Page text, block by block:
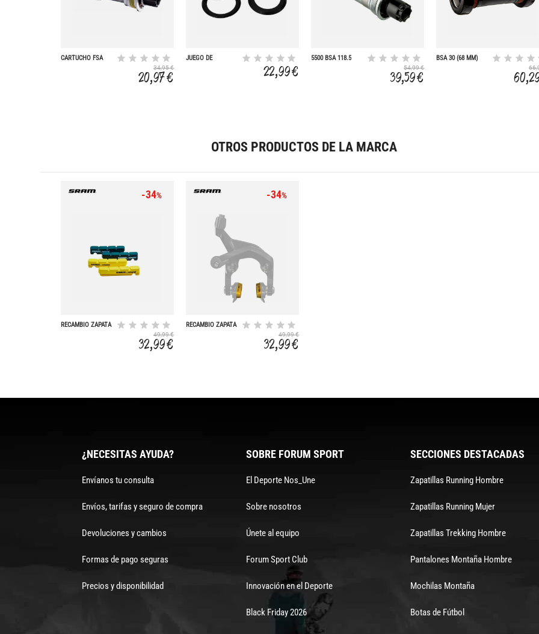
CARTUCHO FSA
34,95 €
20,97 €
JUEGO DE
22,99 €
5500 BSA 118.5
54,99 €
39,59 €
BSA 30 (68 MM)
OTROS PRODUCTOS DE LA MARCA
-34%
RECAMBIO ZAPATA
49,99 €
32,99 €
-34%
RECAMBIO ZAPATA
49,99 €
32,99 €
¿NECESITAS AYUDA?
Envíanos tu consulta
Envíos, tarifas y seguro de compra
Devoluciones y cambios
Formas de pago seguras
Precios y disponibilidad
SOBRE FORUM SPORT
El Deporte Nos_Une
Sobre nosotros
Únete al equipo
Forum Sport Club
Innovación en el Deporte
Black Friday 2026
SECCIONES DESTACADAS
Zapatillas Running Hombre
Zapatillas Running Mujer
Zapatillas Trekking Hombre
Pantalones Montaña Hombre
Mochilas Montaña
Botas de Fútbol